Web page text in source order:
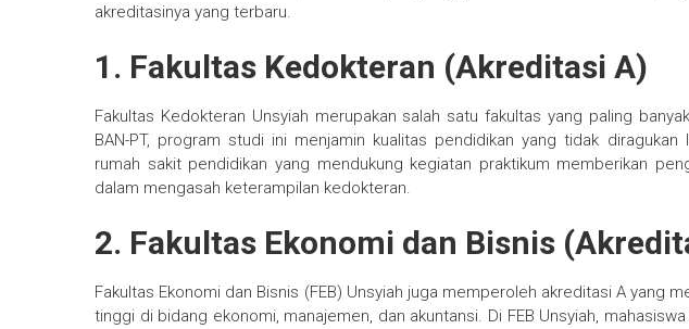
akreditasinya yang terbaru.
1. Fakultas Kedokteran (Akreditasi A)
Fakultas Kedokteran Unsyiah merupakan salah satu fakultas yang paling
BAN-PT, program studi ini menjamin kualitas pendidikan yang tidak
rumah sakit pendidikan yang mendukung kegiatan praktikum memberikan
dalam mengasah keterampilan kedokteran.
2. Fakultas Ekonomi dan Bisnis
Fakultas Ekonomi dan Bisnis (FEB) Unsyiah juga memperoleh akreditasi A yang
tinggi di bidang ekonomi, manajemen, dan akuntansi. Di FEB Unsyiah,